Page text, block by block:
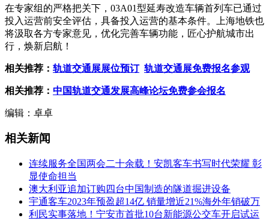
在专家组的严格把关下，03A01型延寿改造车辆首列车已通过
投入运营前安全评估，具备投入运营的基本条件。上海地铁也
将汲取各方专家意见，优化完善车辆功能，匠心护航城市出
行，焕新启航！
相关推荐： 轨道交通展展位预订 轨道交通展免费报名参观
相关推荐： 中国轨道交通发展高峰论坛免费参会报名
编辑：卓卓
相关新闻
连续服务全国两会二十余载！安凯客车书写时代荣耀 彰
显使命担当
澳大利亚追加订购四台中国制造的隧道掘进设备
宇通客车2023年预盈超14亿 销量增近21%海外年销破万
利民实事落地！宁安市首批10台新能源公交车开启试运